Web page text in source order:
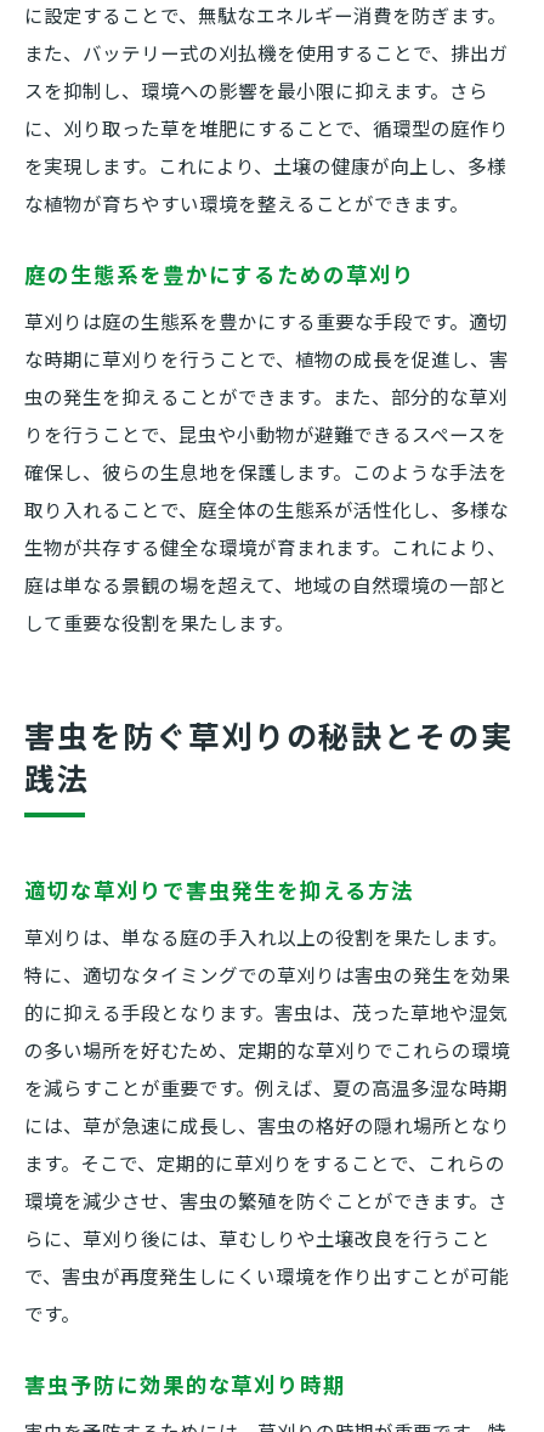
に設定することで、無駄なエネルギー消費を防ぎます。
また、バッテリー式の刈払機を使用することで、排出ガ
スを抑制し、環境への影響を最小限に抑えます。さら
に、刈り取った草を堆肥にすることで、循環型の庭作り
を実現します。これにより、土壌の健康が向上し、多様
な植物が育ちやすい環境を整えることができます。
庭の生態系を豊かにするための草刈り
草刈りは庭の生態系を豊かにする重要な手段です。適切
な時期に草刈りを行うことで、植物の成長を促進し、害
虫の発生を抑えることができます。また、部分的な草刈
りを行うことで、昆虫や小動物が避難できるスペースを
確保し、彼らの生息地を保護します。このような手法を
取り入れることで、庭全体の生態系が活性化し、多様な
生物が共存する健全な環境が育まれます。これにより、
庭は単なる景観の場を超えて、地域の自然環境の一部と
して重要な役割を果たします。
害虫を防ぐ草刈りの秘訣とその実
践法
適切な草刈りで害虫発生を抑える方法
草刈りは、単なる庭の手入れ以上の役割を果たします。
特に、適切なタイミングでの草刈りは害虫の発生を効果
的に抑える手段となります。害虫は、茂った草地や湿気
の多い場所を好むため、定期的な草刈りでこれらの環境
を減らすことが重要です。例えば、夏の高温多湿な時期
には、草が急速に成長し、害虫の格好の隠れ場所となり
ます。そこで、定期的に草刈りをすることで、これらの
環境を減少させ、害虫の繁殖を防ぐことができます。さ
らに、草刈り後には、草むしりや土壌改良を行うこと
で、害虫が再度発生しにくい環境を作り出すことが可能
です。
害虫予防に効果的な草刈り時期